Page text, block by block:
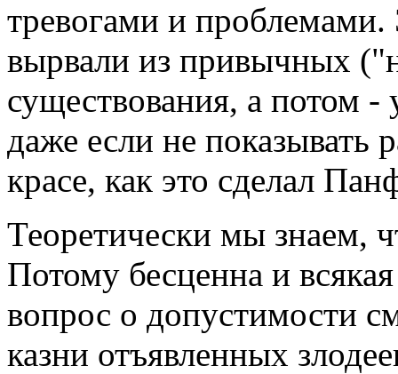
тревогами и
вырвали из привычных
существования, а потом
даже если не показывать
красе, как это сделал
Теоретически мы знаем,
Потому бесценна и
вопрос о допустимости
казни отъявленных